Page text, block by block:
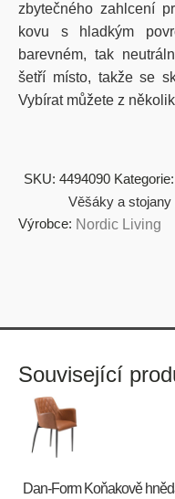
zbytečného zahlcení
kovu s hladkým
barevném, tak
šetří místo, takže se
Vybírat můžete z
SKU: 4494090 Kategorie:
Věšáky a stojany
Výrobce: Nordic Living
Související
​​​​​Dan-Form Koňakově